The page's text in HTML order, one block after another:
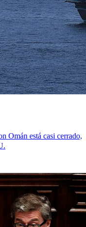
Omán está casi cerrado,